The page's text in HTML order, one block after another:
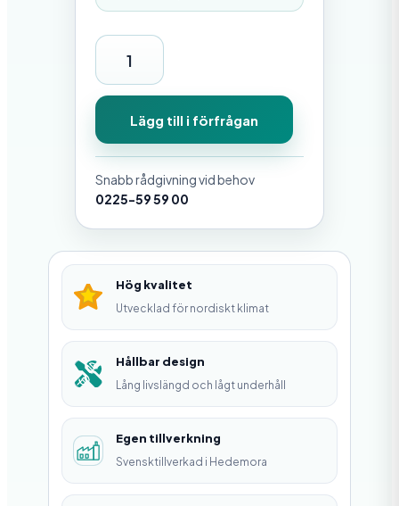
S
a
x
s
p
r
n
m
ä
n
g
d
Lägg till i förfrågan
Snabb rådgivning vid behov
0225-59 59 00
Hög kvalitet
Utvecklad för nordiskt klimat
Hållbar design
Lång livslängd och lågt underhåll
Egen tillverkning
Svensktillverkad i Hedemora